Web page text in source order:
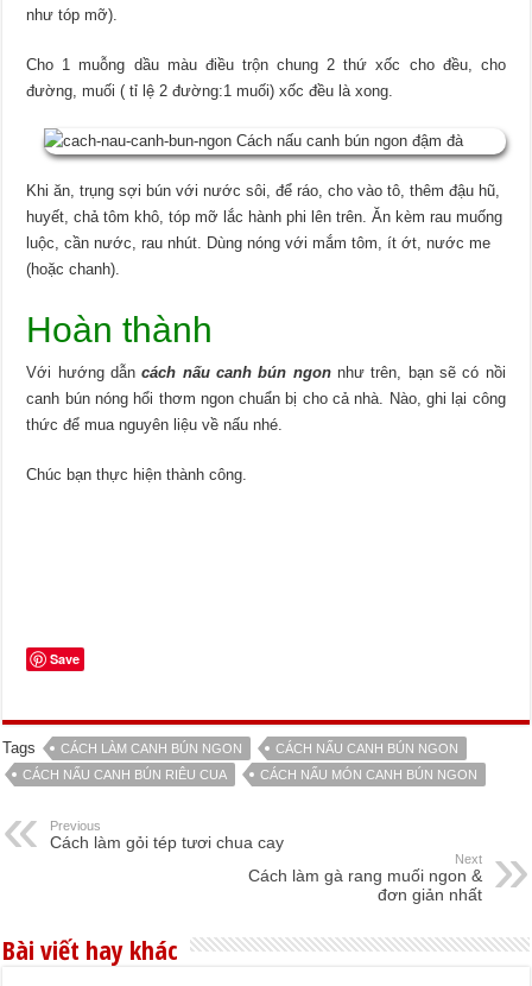
như tóp mỡ).
Cho 1 muỗng dầu màu điều trộn chung 2 thứ xốc cho đều, cho
đường, muối ( tỉ lệ 2 đường:1 muối) xốc đều là xong.
Khi ăn, trụng sợi bún với nước sôi, để ráo, cho vào tô, thêm đậu hũ,
huyết, chả tôm khô, tóp mỡ lắc hành phi lên trên. Ăn kèm rau muống
luộc, cần nước, rau nhút. Dùng nóng với mắm tôm, ít ớt, nước me
(hoặc chanh).
Hoàn thành
Với hướng dẫncách nấu canh bún ngonnhư trên, bạn sẽ có nồi
canh bún nóng hổi thơm ngon chuẩn bị cho cả nhà. Nào, ghi lại công
thức để mua nguyên liệu về nấu nhé.
Chúc bạn thực hiện thành công.
Save
Tags CÁCH LÀM CANH BÚN NGON
CÁCH NẤU CANH BÚN NGON
CÁCH NẤU CANH BÚN RIÊU CUA
CÁCH NẤU MÓN CANH BÚN NGON
Previous
Cách làm gỏi tép tươi chua cay
Next
Cách làm gà rang muối ngon &
đơn giản nhất
Bài viết hay khác